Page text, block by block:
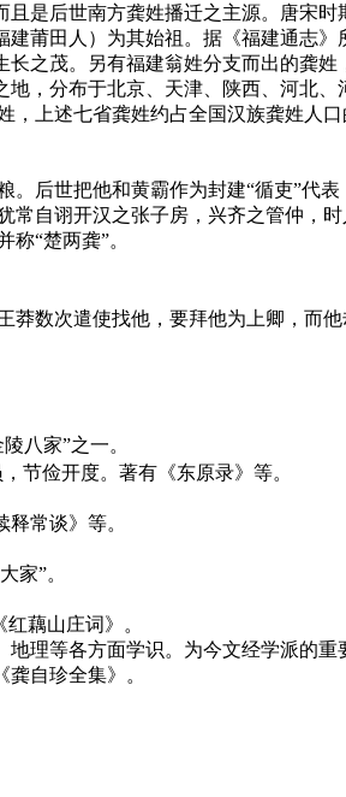
是后世南方龚姓播迁之主源。唐宋
莆田人）为其始祖。据《福建通志
之茂。另有福建翁姓分支而出的龚姓
，分布于北京、天津、陕西、河北
上述七省龚姓约占全国汉族龚姓人
后世把他和黄霸作为封建“循吏”代表
自诩开汉之张子房，兴齐之管仲，
“楚两龚”。
数次遣使找他，要拜他为上卿，而
八家”之一。
节俭开度。著有《东原录》等。
常谈》等。
家”。
藕山庄词》。
理等各方面学识。为今文经学派的重
自珍全集》。